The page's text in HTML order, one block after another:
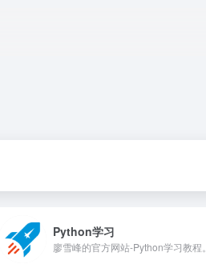
Python学习
廖雪峰的官方网站-Python学习教程。